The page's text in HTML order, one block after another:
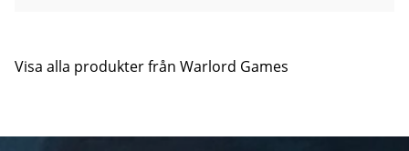
Visa alla produkter från Warlord Games